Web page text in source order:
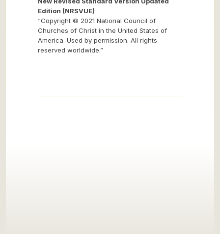
Edition (NRSVUE)
“Copyright © 2021 National Council of
Churches of Christ in the United States of
America. Used by permission. All rights
reserved worldwide.”